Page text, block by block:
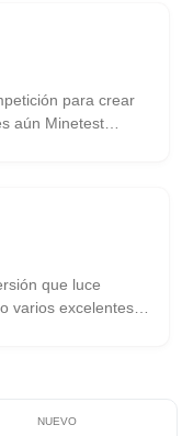
para crear
que luce